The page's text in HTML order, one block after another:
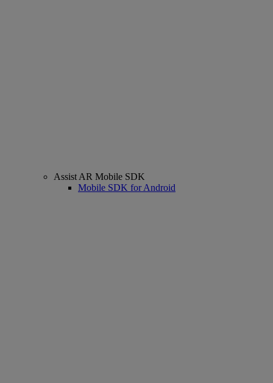
Assist AR Mobile SDK
Mobile SDK for Android